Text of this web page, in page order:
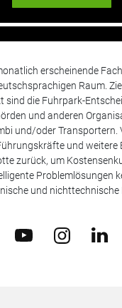
erscheinende
Raum.
sind die Fuhrpark-
und anderen
und/oder Transportern.
und weitere
zurück, um
Problemlösungen
und